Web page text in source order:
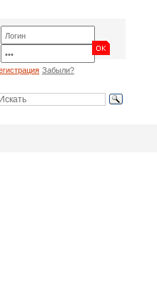
Забыли?